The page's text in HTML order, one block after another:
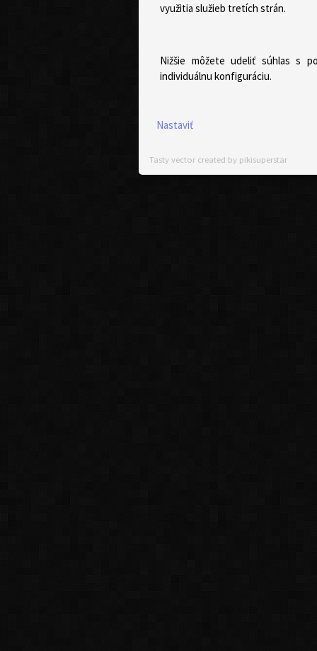
využitia služieb tretích strán.
Nižšie môžete udeliť súhlas s
individuálnu konfiguráciu.
Nastaviť
Tasty vector created by pikisuperstar